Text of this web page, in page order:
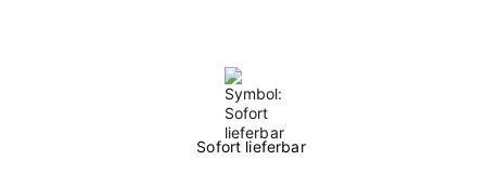
Sofort lieferbar